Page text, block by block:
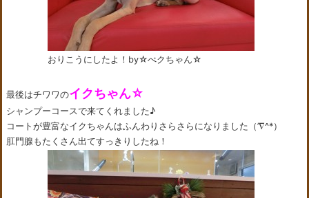
おりこうにしたよ！by☆べクちゃん☆
最後はチワワのイクちゃん☆
シャンプーコースで来てくれました♪
コートが豊富なイクちゃんはふんわりさらさらになりました（’∇^*）
肛門腺もたくさん出てすっきりしたね！